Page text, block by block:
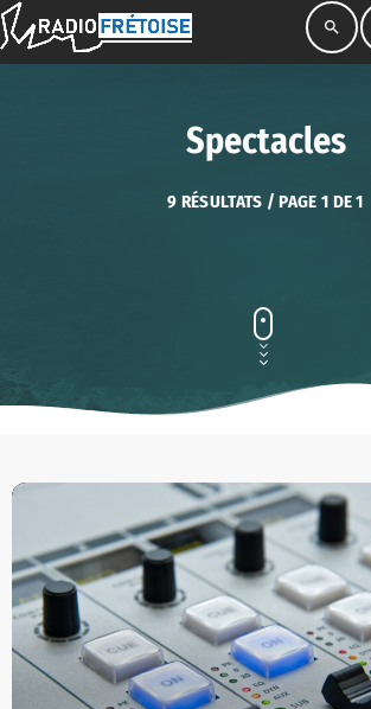
search
Spectacles
9 RÉSULTATS / PAGE 1 DE 1